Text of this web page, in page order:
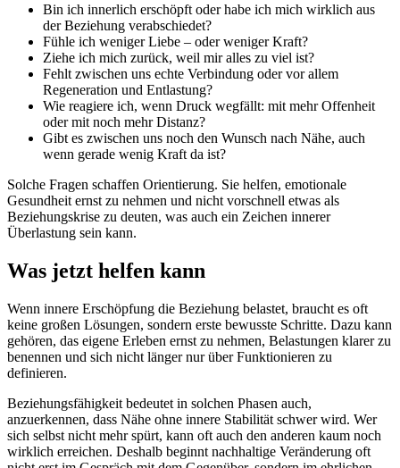
Bin ich innerlich erschöpft oder habe ich mich wirklich aus
der Beziehung verabschiedet?
Fühle ich weniger Liebe – oder weniger Kraft?
Ziehe ich mich zurück, weil mir alles zu viel ist?
Fehlt zwischen uns echte Verbindung oder vor allem
Regeneration und Entlastung?
Wie reagiere ich, wenn Druck wegfällt: mit mehr Offenheit
oder mit noch mehr Distanz?
Gibt es zwischen uns noch den Wunsch nach Nähe, auch
wenn gerade wenig Kraft da ist?
Solche Fragen schaffen Orientierung. Sie helfen, emotionale
Gesundheit ernst zu nehmen und nicht vorschnell etwas als
Beziehungskrise zu deuten, was auch ein Zeichen innerer
Überlastung sein kann.
Was jetzt helfen kann
Wenn innere Erschöpfung die Beziehung belastet, braucht es oft
keine großen Lösungen, sondern erste bewusste Schritte. Dazu kann
gehören, das eigene Erleben ernst zu nehmen, Belastungen klarer zu
benennen und sich nicht länger nur über Funktionieren zu
definieren.
Beziehungsfähigkeit bedeutet in solchen Phasen auch,
anzuerkennen, dass Nähe ohne innere Stabilität schwer wird. Wer
sich selbst nicht mehr spürt, kann oft auch den anderen kaum noch
wirklich erreichen. Deshalb beginnt nachhaltige Veränderung oft